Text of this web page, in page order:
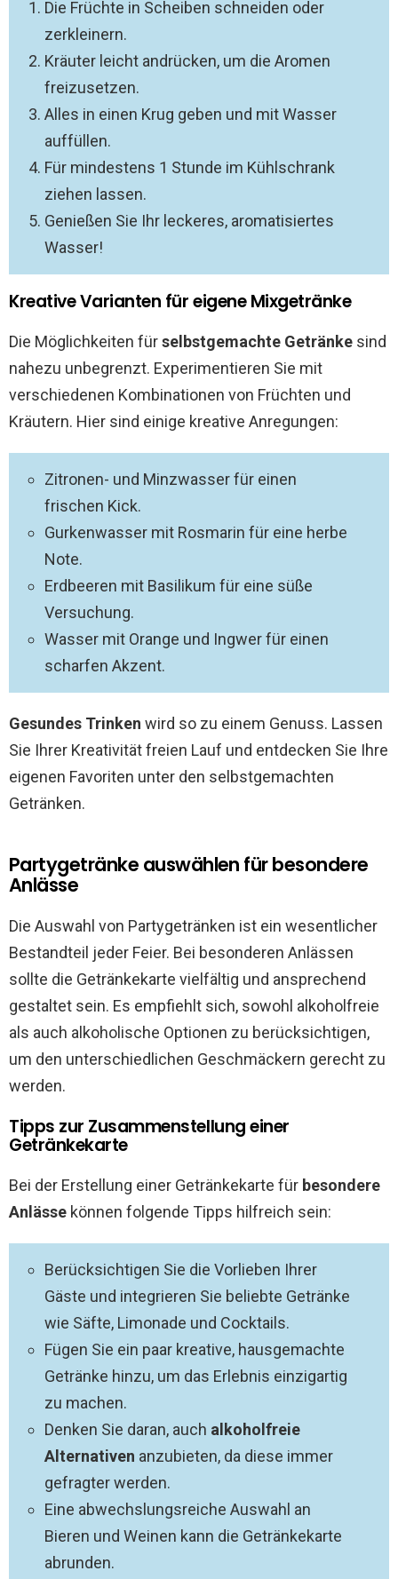
Die Früchte in Scheiben schneiden oder
zerkleinern.
Kräuter leicht andrücken, um die Aromen
freizusetzen.
Alles in einen Krug geben und mit Wasser
auffüllen.
Für mindestens 1 Stunde im Kühlschrank
ziehen lassen.
Genießen Sie Ihr leckeres, aromatisiertes
Wasser!
Kreative Varianten für eigene Mixgetränke
Die Möglichkeiten fürselbstgemachte Getränke sind
nahezu unbegrenzt. Experimentieren Sie mit
verschiedenen Kombinationen von Früchten und
Kräutern. Hier sind einige kreative Anregungen:
Zitronen- und Minzwasser für einen
frischen Kick.
Gurkenwasser mit Rosmarin für eine herbe
Note.
Erdbeeren mit Basilikum für eine süße
Versuchung.
Wasser mit Orange und Ingwer für einen
scharfen Akzent.
Gesundes Trinken wird so zu einem Genuss. Lassen
Sie Ihrer Kreativität freien Lauf und entdecken Sie Ihre
eigenen Favoriten unter den selbstgemachten
Getränken.
Partygetränke auswählen für besondere
Anlässe
Die Auswahl von Partygetränken ist ein wesentlicher
Bestandteil jeder Feier. Bei besonderen Anlässen
sollte die Getränkekarte vielfältig und ansprechend
gestaltet sein. Es empfiehlt sich, sowohl alkoholfreie
als auch alkoholische Optionen zu berücksichtigen,
um den unterschiedlichen Geschmäckern gerecht zu
werden.
Tipps zur Zusammenstellung einer
Getränkekarte
Bei der Erstellung einer Getränkekarte für besondere
Anlässe können folgende Tipps hilfreich sein:
Berücksichtigen Sie die Vorlieben Ihrer
Gäste und integrieren Sie beliebte Getränke
wie Säfte, Limonade und Cocktails.
Fügen Sie ein paar kreative, hausgemachte
Getränke hinzu, um das Erlebnis einzigartig
zu machen.
Denken Sie daran, auch alkoholfreie
Alternativen anzubieten, da diese immer
gefragter werden.
Eine abwechslungsreiche Auswahl an
Bieren und Weinen kann die Getränkekarte
abrunden.